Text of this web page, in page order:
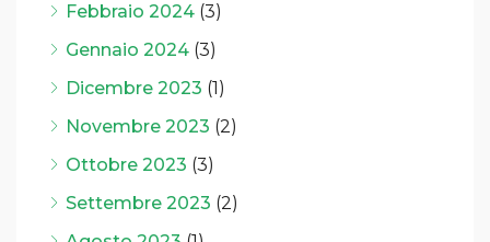
Febbraio 2024 (3)
Gennaio 2024 (3)
Dicembre 2023 (1)
Novembre 2023 (2)
Ottobre 2023 (3)
Settembre 2023 (2)